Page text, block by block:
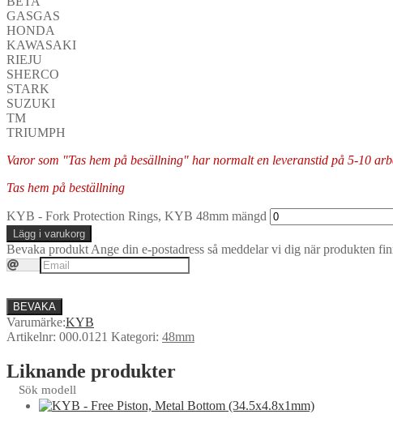
GASGAS
HONDA
KAWASAKI
RIEJU
SHERCO
STARK
SUZUKI
TM
TRIUMPH
Varor som "Tas hem på besällning" har normalt en leveranstid på 5-10
Tas hem på beställning
KYB - Fork Protection Rings, KYB 48mm mängd
Lägg i varukorg
Bevaka produkt Ange din e-postadress så meddelar vi dig när produkten
BEVAKA
Varumärke:KYB
Artikelnr: 000.0121 Kategori: 48mm
Liknande produkter
Sök modell